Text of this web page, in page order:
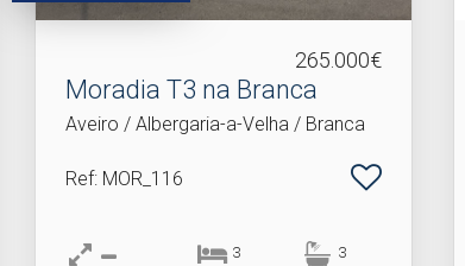
265.000€
Moradia T3 na Branca
Aveiro / Albergaria-a-Velha / Branca
Ref: MOR_116
3 3